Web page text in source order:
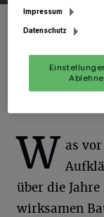
Die Schüler
anderem einen
Foto: SBed.
W as
über die
wirksamen
Impressum
Datenschutz